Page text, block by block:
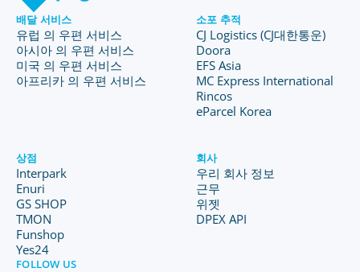
배달 서비스
유럽 의 우편 서비스
아시아 의 우편 서비스
미국 의 우편 서비스
아프리카 의 우편 서비스
소포 추적
CJ Logistics (CJ대한통운)
Doora
EFS Asia
MC Express International
Rincos
eParcel Korea
상점
Interpark
Enuri
GS SHOP
TMON
Funshop
Yes24
회사
우리 회사 정보
근무
위젯
DPEX API
FOLLOW US